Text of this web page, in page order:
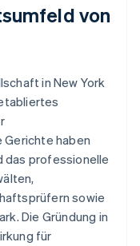
von
in New York
haben
das professionelle
sowie
Die Gründung in
für